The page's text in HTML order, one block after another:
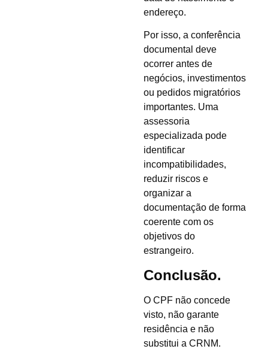
endereço.
Por isso, a conferência
documental deve
ocorrer antes de
negócios, investimentos
ou pedidos migratórios
importantes. Uma
assessoria
especializada pode
identificar
incompatibilidades,
reduzir riscos e
organizar a
documentação de forma
coerente com os
objetivos do
estrangeiro.
Conclusão.
O CPF não concede
visto, não garante
residência e não
substitui a CRNM.